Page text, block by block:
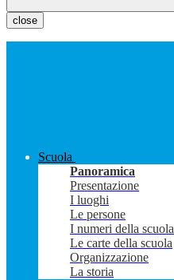
close
Scuola
Panoramica
Presentazione
I luoghi
Le persone
I numeri della scuola
Le carte della scuola
Organizzazione
La storia